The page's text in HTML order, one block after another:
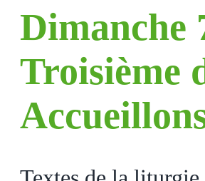
Dimanche
Troisième